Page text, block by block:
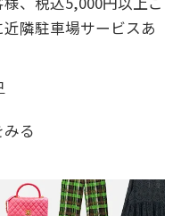
隣駐車場サービスあ
る